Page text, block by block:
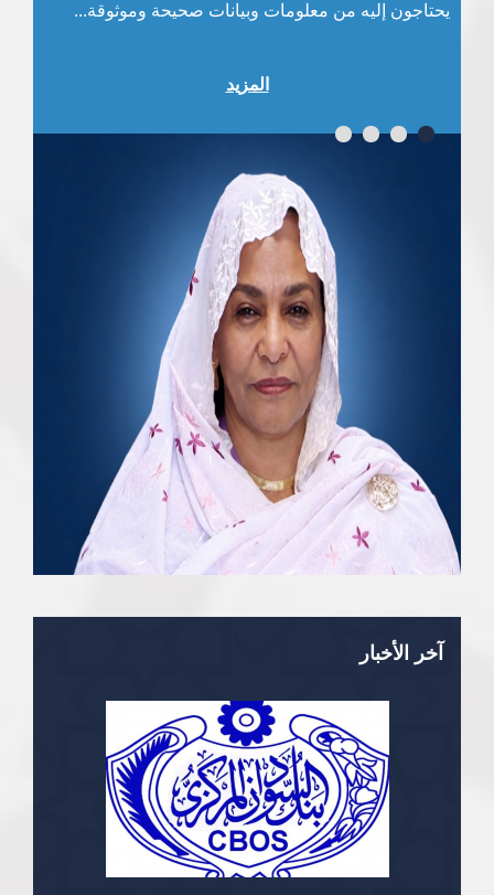
يحتاجون إليه من معلومات وبيانات صحيحة وموثوقة...
المزيد
آخر الأخبار